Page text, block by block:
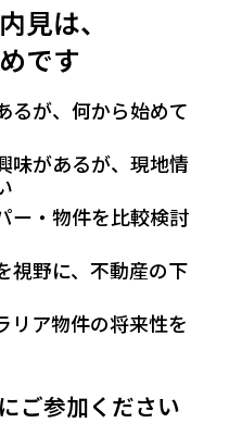
見は、
です
るが、何から始めて
味があるが、現地情
ー・物件を比較検討
視野に、不動産の下
リア物件の将来性を
ご参加ください